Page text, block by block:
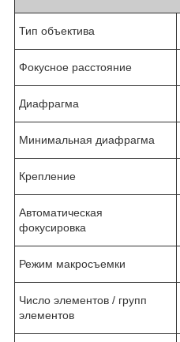
Тип объектива
Фокусное расстояние
Диафрагма
Минимальная диафрагма
Крепление
Автоматическая
фокусировка
Режим макросъемки
Число элементов / групп
элементов